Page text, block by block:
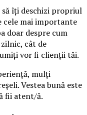
să îți deschizi propriul
cele mai importante
doar despre cum
cât de
vor fi clienții tăi.
mulți
Vestea bună este
fii atent/ă.